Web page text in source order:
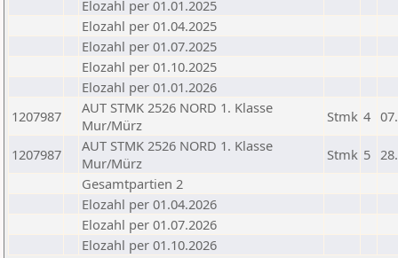
Elozahl per 01.01.2025
Elozahl per 01.04.2025
Elozahl per 01.07.2025
Elozahl per 01.10.2025
Elozahl per 01.01.2026
1207987
AUT STMK 2526 NORD 1. Klasse
Mur/Mürz
Stmk 4
1207987
AUT STMK 2526 NORD 1. Klasse
Mur/Mürz
Stmk 5
Gesamtpartien 2
Elozahl per 01.04.2026
Elozahl per 01.07.2026
Elozahl per 01.10.2026